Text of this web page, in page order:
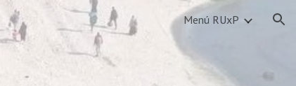
Menú RUxP